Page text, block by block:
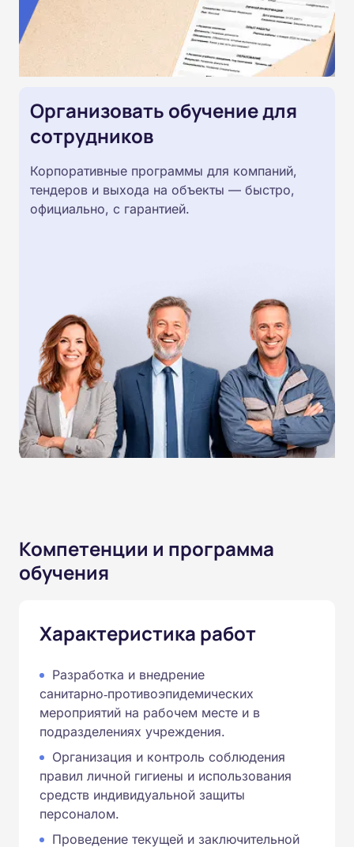
Организовать обучение для
сотрудников
Корпоративные программы для компаний,
тендеров и выхода на объекты — быстро,
официально, с гарантией.
Компетенции и программа
обучения
Характеристика работ
Разработка и внедрение
санитарно‑противоэпидемических
мероприятий на рабочем месте и в
подразделениях учреждения.
Организация и контроль соблюдения
правил личной гигиены и использования
средств индивидуальной защиты
персоналом.
Проведение текущей и заключительной